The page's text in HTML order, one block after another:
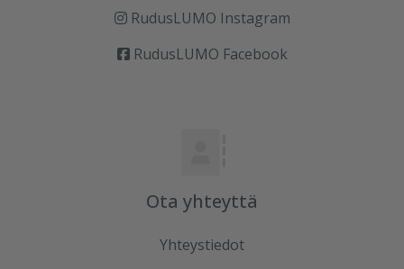
RudusLUMO Instagram
RudusLUMO Facebook
Ota yhteyttä
Yhteystiedot